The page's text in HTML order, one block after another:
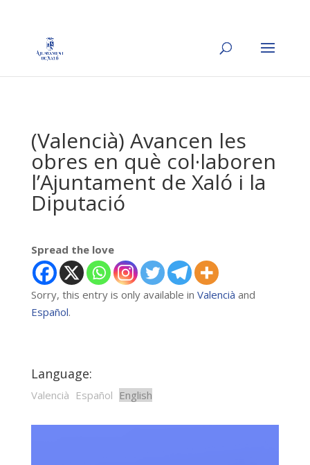
(Valencià) Avancen les
obres en què col·laboren
l’Ajuntament de Xaló i la
Diputació
Spread the love
Sorry, this entry is only available in Valencià and
Español.
Language:
Valencià Español English